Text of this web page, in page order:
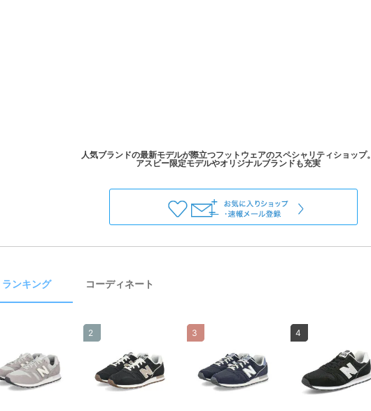
人気ブランドの最新モデルが際立つフットウェアのスペシャリティショップ。
ランキング コーディネート
2 3 4